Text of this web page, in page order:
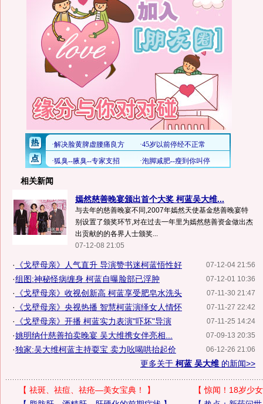
相关新闻
嫣然慈善晚宴颁出首个大奖 柯蓝吴大维...
与去年的慈善晚宴不同,2007年嫣然天使基金慈善晚宴特
别设置了颁奖环节,对在过去一年里为嫣然慈善资金做出杰
出贡献的的各界人士颁奖...
07-12-08 21:05
07-12-04 21:56
· 《戈壁母亲》人气直升 导演赞书迷柯蓝悟性好
07-12-01 10:36
·组图:神秘怪病缠身 柯蓝自曝脸部已浮肿
07-11-30 21:47
· 《戈壁母亲》收视创新高 柯蓝享受肥皂水洗头
07-11-27 22:42
· 《戈壁母亲》央视热播 智慧柯蓝演绎女人情怀
07-11-25 14:24
· 《戈壁母亲》开播 柯蓝实力表演"吓坏"导演
07-09-13 20:35
·姚明纳什慈善拍卖晚宴 吴大维携女伴亮相...
06-12-26 21:06
·独家:吴大维柯蓝主持耍宝 卖力吆喝哄抬起价
更多关于 柯蓝 吴大维 的新闻>>
【 祛斑、祛痘、祛疮—美女宝典！ 】 【惊闻！18岁少